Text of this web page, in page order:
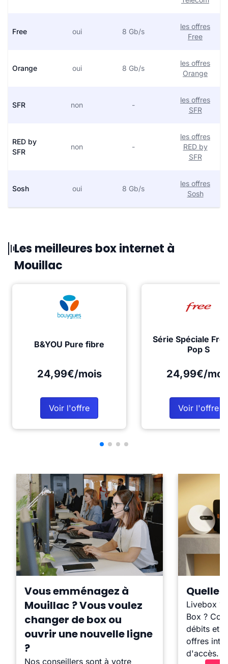
Free oui 8 Gb/s
les offres
Free
Orange oui 8 Gb/s
les offres
Orange
SFR non -
les offres
SFR
RED by
SFR
non -
les offres
RED by
SFR
Sosh oui 8 Gb/s
les offres
Sosh
Les meilleures box internet à
Mouillac
B&YOU Pure fibre
24,99€/mois
Voir l'offre
Série Spéciale
Pop S
24,99€/
Voir l'offre
Vous emménagez à
Mouillac ? Vous voulez
changer de box ou
ouvrir une nouvelle ligne
?
Nos conseillers sont à votre
Quelle
Livebox ?
Box ?
débits et
offres
d'accès.